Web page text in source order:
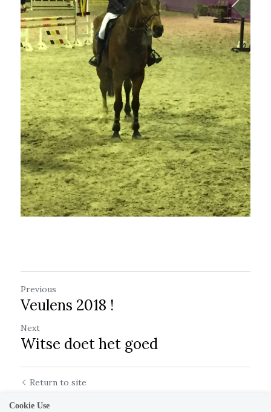
Previous
Veulens 2018 !
Next
Witse doet het goed
Return to site
Cookie Use